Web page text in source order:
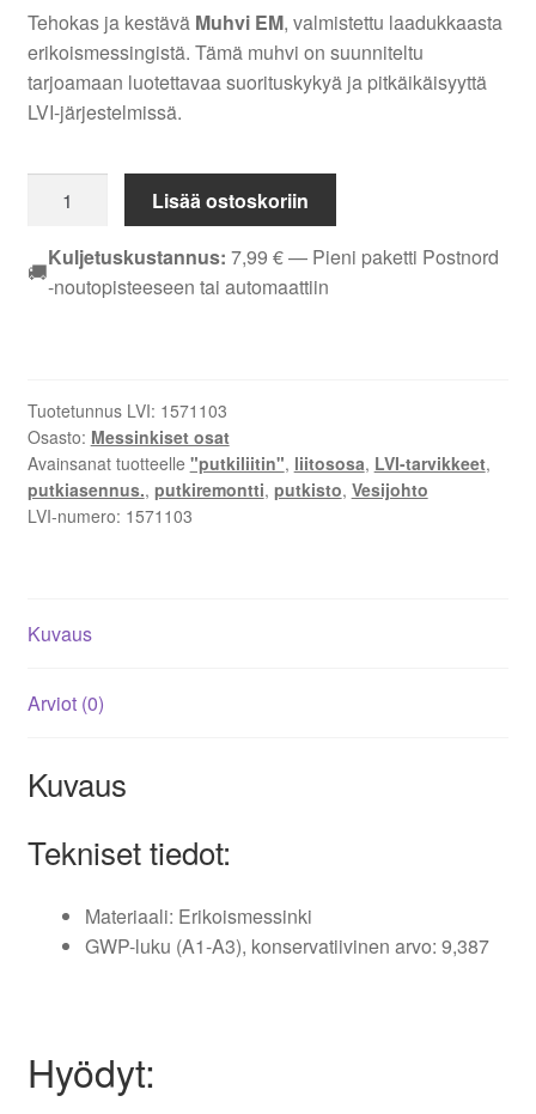
Tehokas ja kestävä Muhvi EM, valmistettu laadukkaasta
erikoismessingistä. Tämä muhvi on suunniteltu
tarjoamaan luotettavaa suorituskykyä ja pitkäikäisyyttä
LVI-järjestelmissä.
DN
10
Lisää ostoskoriin
🚚Kuljetuskustannus: 7,99 €— Pieni paketti Postnord
-noutopisteeseen tai automaattiin
Tuotetunnus LVI: 1571103
Osasto: Messinkiset osat
Avainsanat tuotteelle "putkiliitin", liitososa, LVI-tarvikkeet,
putkiasennus., putkiremontti, putkisto, Vesijohto
LVI-numero: 1571103
Kuvaus
Arviot (0)
Kuvaus
Tekniset tiedot:
Materiaali: Erikoismessinki
GWP-luku (A1-A3), konservatiivinen arvo: 9,387
Hyödyt: